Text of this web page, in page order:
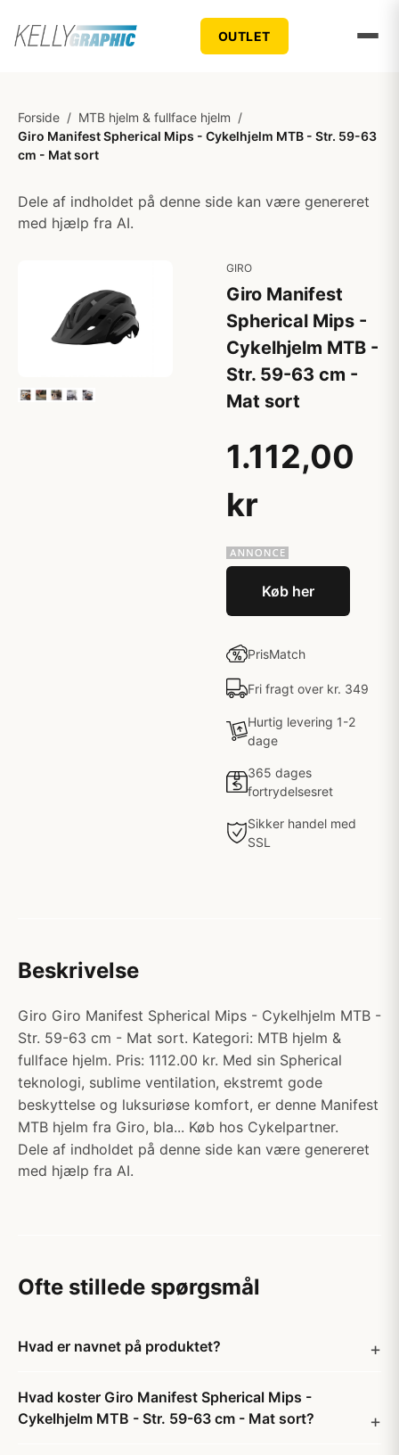
OUTLET
Forside / MTB hjelm & fullface hjelm /
Giro Manifest Spherical Mips - Cykelhjelm MTB - Str. 59-63
cm - Mat sort
Dele af indholdet på denne side kan være genereret
med hjælp fra AI.
GIRO
Giro Manifest
Spherical Mips -
Cykelhjelm MTB -
Str. 59-63 cm -
Mat sort
1.112,00
kr
Køb her
PrisMatch
Fri fragt over kr. 349
Hurtig levering 1-2
dage
365 dages
fortrydelsesret
Sikker handel med
SSL
Beskrivelse
Giro Giro Manifest Spherical Mips - Cykelhjelm MTB -
Str. 59-63 cm - Mat sort. Kategori: MTB hjelm &
fullface hjelm. Pris: 1112.00 kr. Med sin Spherical
teknologi, sublime ventilation, ekstremt gode
beskyttelse og luksuriøse komfort, er denne Manifest
MTB hjelm fra Giro, bla... Køb hos Cykelpartner.
Dele af indholdet på denne side kan være genereret
med hjælp fra AI.
Ofte stillede spørgsmål
Hvad er navnet på produktet?
Hvad koster Giro Manifest Spherical Mips -
Cykelhjelm MTB - Str. 59-63 cm - Mat sort?